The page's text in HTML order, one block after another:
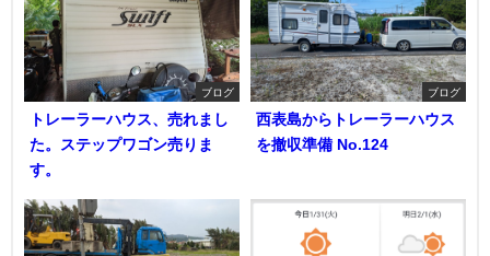
ブログ
トレーラーハウス、売れまし
た。ステップワゴン売りま
す。
ブログ
西表島からトレーラーハウス
を撤収準備 No.124